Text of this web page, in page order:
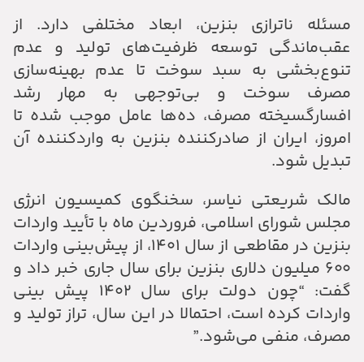
مسئله ناترازی بنزین، ابعاد مختلفی دارد. از
عقب‌ماندگی توسعه ظرفیت‌های تولید و عدم
تنوع‌بخشی به سبد سوخت تا عدم بهینه‌سازی
مصرف سوخت و بی‌توجهی به مهار رشد
افسارگسیخته مصرف، ده‌ها عامل موجب شده تا
امروز، ایران از صادرکننده بنزین به واردکننده آن
تبدیل شود.
مالک شریعتی نیاسر، سخنگوی کمیسیون انرژی
مجلس شورای اسلامی، فروردین ماه با تأیید واردات
بنزین در مقاطعی از سال ۱۴۰۱، از پیش‌بینی واردات
۶۰۰ میلیون دلاری بنزین برای سال جاری خبر داد و
گفت:‌ “چون دولت برای سال ۱۴۰۲ پیش بینی
واردات کرده است، احتمالا در این سال، تراز تولید و
مصرف، منفی می‌شود.”